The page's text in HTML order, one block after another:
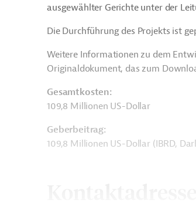
ausgewählter Gerichte unter der
Die Durchführung des Projekts ist
Weitere Informationen zu dem
Originaldokument, das zum
Gesamtkosten:
109,8 Millionen US-Dollar
Geberbeitrag:
109,8 Millionen US-Dollar (IBRD,